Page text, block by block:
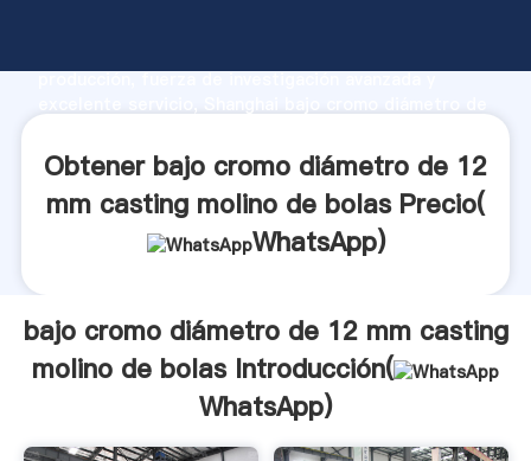
producción, fuerza de investigación avanzada y
valor y aporta valores a todos los clientes.
Obtener bajo cromo diámetro de 12
mm casting molino de bolas Precio(
WhatsApp)
bajo cromo diámetro de 12 mm casting
molino de bolas Introducción(
WhatsApp)